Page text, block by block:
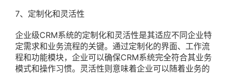
7、定制化和灵活性
企业级CRM系统的定制化和灵活性是其适应不同企业特
定需求和业务流程的关键。通过定制化的界面、工作流
程和功能模块，企业可以确保CRM系统完全符合其业务
模式和操作习惯。灵活性则意味着企业可以随着业务的